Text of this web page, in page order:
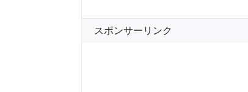
スポンサーリンク